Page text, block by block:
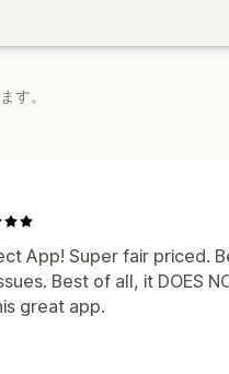
す。
App! Super fair priced.
Best of all, it DOES
great app.